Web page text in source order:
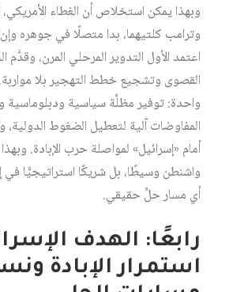
وبهذا يمكن استخلاص أن الغطاء
وترامب كلتيهما، بدا متصلًا في جوهره
اعتمد الأول التدوير المرحلي المرن، وقدَّم
القصوى وتشجيع خطط التهجير بلا
واحدة: توفير مظلَّة سياسية
المفاوضات آلية لتعطيل الضغوط الدولية،
أمام «إسرائيل» لمواصلة حرب الإبادة.
واشنطن وسيطًا، بل شريكًا استراتيجيًّا
أي مسار حلٍّ حقيقي.
رابعًا: الهدف
استمرار الإبادة